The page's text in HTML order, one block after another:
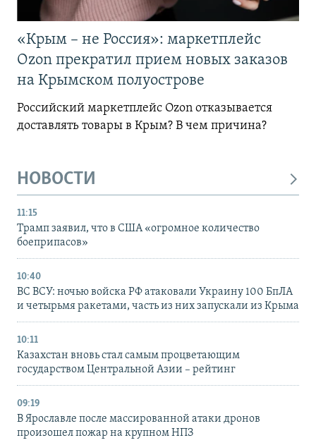
«Крым – не Россия»: маркетплейс
Ozon прекратил прием новых заказов
на Крымском полуострове
Российский маркетплейс Ozon отказывается
доставлять товары в Крым? В чем причина?
НОВОСТИ
11:15
Трамп заявил, что в США «огромное количество
боеприпасов»
10:40
ВС ВСУ: ночью войска РФ атаковали Украину 100 БпЛА
и четырьмя ракетами, часть из них запускали из Крыма
10:11
Казахстан вновь стал самым процветающим
государством Центральной Азии – рейтинг
09:19
В Ярославле после массированной атаки дронов
произошел пожар на крупном НПЗ